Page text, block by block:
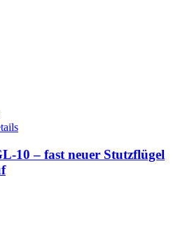
10 – fast neuer Stutzflügel